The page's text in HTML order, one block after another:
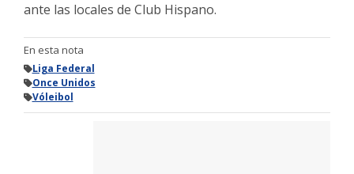
ante las locales de Club Hispano.
En esta nota
Liga Federal
Once Unidos
Vóleibol